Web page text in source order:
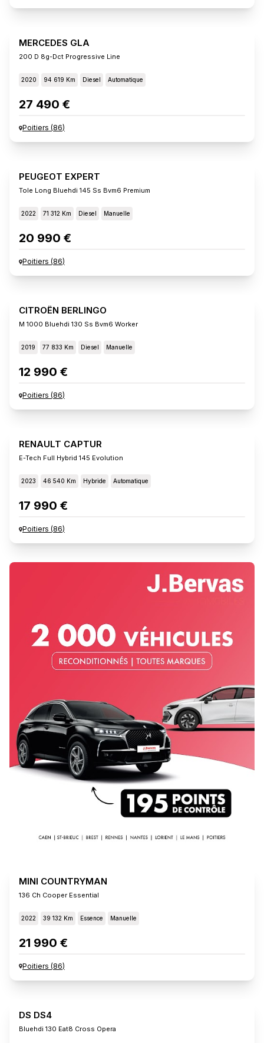
MERCEDES GLA
200 D 8g-Dct Progressive Line
2020 94 619 Km Diesel Automatique
27 490 €
Poitiers (86)
PEUGEOT EXPERT
Tole Long Bluehdi 145 Ss Bvm6 Premium
2022 71 312 Km Diesel Manuelle
20 990 €
Poitiers (86)
CITROËN BERLINGO
M 1000 Bluehdi 130 Ss Bvm6 Worker
2019 77 833 Km Diesel Manuelle
12 990 €
Poitiers (86)
RENAULT CAPTUR
E-Tech Full Hybrid 145 Evolution
2023 46 540 Km Hybride Automatique
17 990 €
Poitiers (86)
MINI COUNTRYMAN
136 Ch Cooper Essential
2022 39 132 Km Essence Manuelle
21 990 €
Poitiers (86)
DS DS4
Bluehdi 130 Eat8 Cross Opera